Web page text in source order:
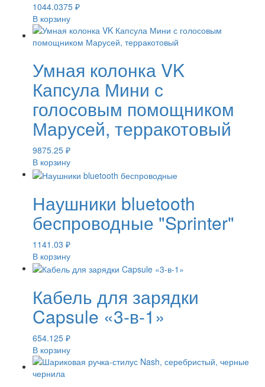
1044.0375 ₽
В корзину
Умная колонка VK
Капсула Мини с
голосовым помощником
Марусей, терракотовый
9875.25 ₽
В корзину
Наушники bluetooth
беспроводные "Sprinter"
1141.03 ₽
В корзину
Кабель для зарядки
Capsule «3-в-1»
654.125 ₽
В корзину